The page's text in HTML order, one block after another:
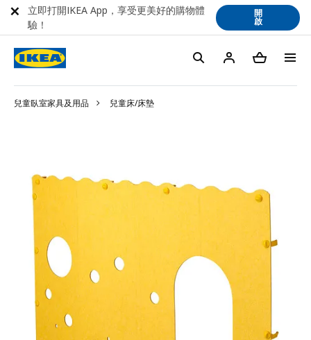
兒童臥室家具及用品 兒童床/床墊
立即打開IKEA App，享受更美好的購物體
驗！
開
啟